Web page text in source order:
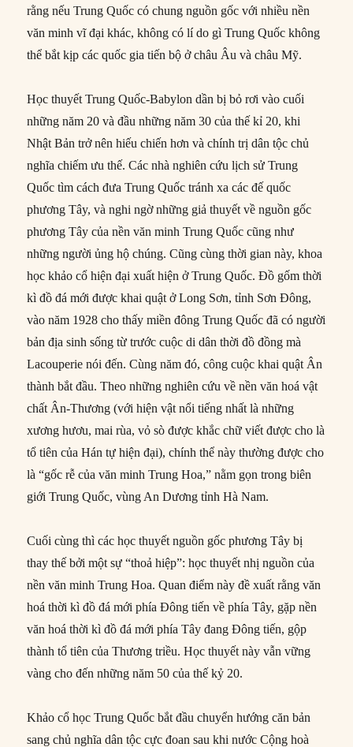
rằng nếu Trung Quốc có chung nguồn gốc với nhiều nền
văn minh vĩ đại khác, không có lí do gì Trung Quốc không
thể bắt kịp các quốc gia tiến bộ ở châu Âu và châu Mỹ.
Học thuyết Trung Quốc-Babylon dần bị bỏ rơi vào cuối
những năm 20 và đầu những năm 30 của thế kỉ 20, khi
Nhật Bản trở nên hiếu chiến hơn và chính trị dân tộc chủ
nghĩa chiếm ưu thế. Các nhà nghiên cứu lịch sử Trung
Quốc tìm cách đưa Trung Quốc tránh xa các đế quốc
phương Tây, và nghi ngờ những giả thuyết về nguồn gốc
phương Tây của nền văn minh Trung Quốc cũng như
những người ủng hộ chúng. Cũng cùng thời gian này, khoa
học khảo cổ hiện đại xuất hiện ở Trung Quốc. Đồ gốm thời
kì đồ đá mới được khai quật ở Long Sơn, tỉnh Sơn Đông,
vào năm 1928 cho thấy miền đông Trung Quốc đã có người
bản địa sinh sống từ trước cuộc di dân thời đồ đồng mà
Lacouperie nói đến. Cùng năm đó, công cuộc khai quật Ân
thành bắt đầu. Theo những nghiên cứu về nền văn hoá vật
chất Ân-Thương (với hiện vật nổi tiếng nhất là những
xương hươu, mai rùa, vỏ sò được khắc chữ viết được cho là
tổ tiên của Hán tự hiện đại), chính thể này thường được cho
là “gốc rễ của văn minh Trung Hoa,” nằm gọn trong biên
giới Trung Quốc, vùng An Dương tỉnh Hà Nam.
Cuối cùng thì các học thuyết nguồn gốc phương Tây bị
thay thế bởi một sự “thoả hiệp”: học thuyết nhị nguồn của
nền văn minh Trung Hoa. Quan điểm này đề xuất rằng văn
hoá thời kì đồ đá mới phía Đông tiến về phía Tây, gặp nền
văn hoá thời kì đồ đá mới phía Tây đang Đông tiến, gộp
thành tổ tiên của Thương triều. Học thuyết này vẫn vững
vàng cho đến những năm 50 của thế kỷ 20.
Khảo cổ học Trung Quốc bắt đầu chuyển hướng căn bản
sang chủ nghĩa dân tộc cực đoan sau khi nước Cộng hoà